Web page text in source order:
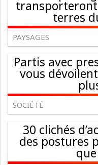
transporteront
terres
PAYSAGES
Partis avec
vous
SOCIÉTÉ
30 clichés
des postures